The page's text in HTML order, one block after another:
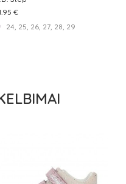
€
24, 25, 26, 27, 28, 29